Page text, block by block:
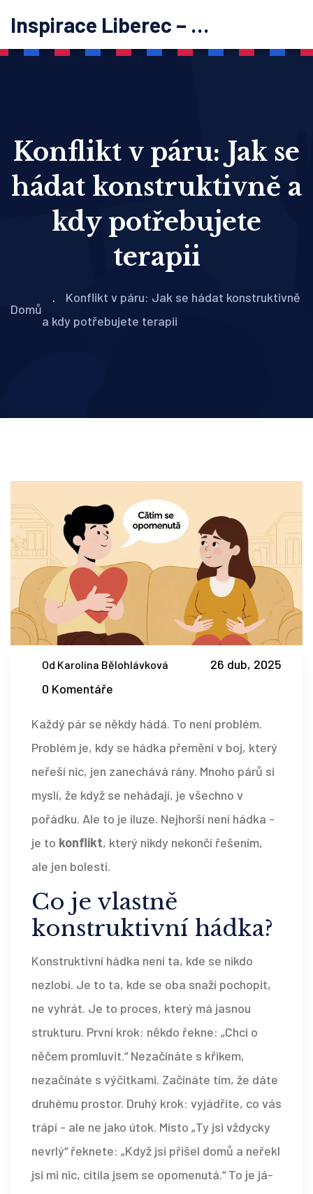
Inspirace Liberec – psychoterapie
Konflikt v páru: Jak se
hádat konstruktivně a
kdy potřebujete
terapii
Domů
Konflikt v páru: Jak se hádat konstruktivně
a kdy potřebujete terapii
Od Karolína Bělohlávková
26 dub, 2025
0 Komentáře
Každý pár se někdy hádá. To není problém.
Problém je, kdy se hádka přemění v boj, který
neřeší nic, jen zanechává rány. Mnoho párů si
myslí, že když se nehádají, je všechno v
pořádku. Ale to je iluze. Nejhorší není hádka -
je to konflikt, který nikdy nekončí řešením,
ale jen bolestí.
Co je vlastně
konstruktivní hádka?
Konstruktivní hádka není ta, kde se nikdo
nezlobí. Je to ta, kde se oba snaží pochopit,
ne vyhrát. Je to proces, který má jasnou
strukturu. První krok: někdo řekne: „Chci o
něčem promluvit.“ Nezačínáte s křikem,
nezačínáte s výčitkami. Začínáte tím, že dáte
druhému prostor. Druhý krok: vyjádříte, co vás
trápí - ale ne jako útok. Místo „Ty jsi vždycky
nevrlý“ řeknete: „Když jsi přišel domů a neřekl
jsi mi nic, cítila jsem se opomenutá.“ To je já-